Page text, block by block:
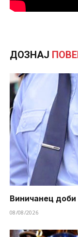
ДОЗНАЈ
Виничанец доби
08/08/2026